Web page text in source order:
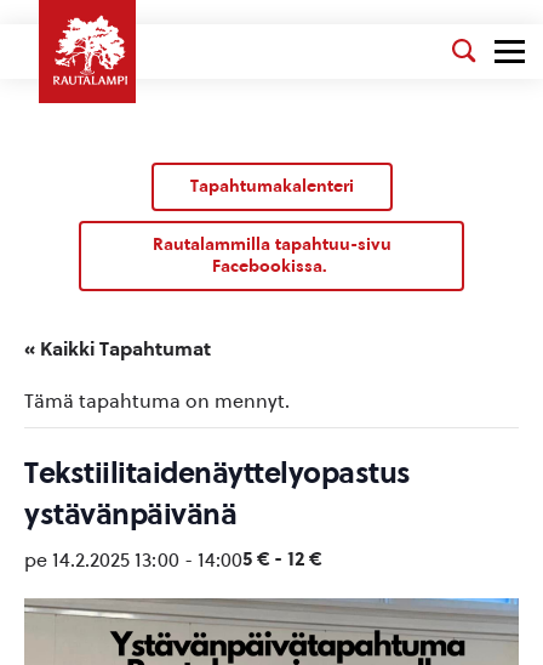
Tapahtumakalenteri
Rautalammilla tapahtuu-sivu
Facebookissa.
« Kaikki Tapahtumat
Tämä tapahtuma on mennyt.
Tekstiilitaidenäyttelyopastus
ystävänpäivänä
pe 14.2.2025 13:00 - 14:005 € - 12 €